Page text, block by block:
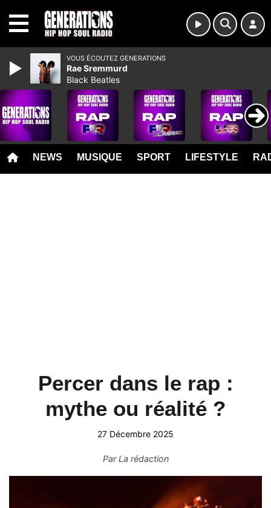
NEWS MUSIQUE SPORT LIFESTYLE
Percer dans le rap :
mythe ou réalité ?
27 Décembre 2025
ParLa rédaction
VOUS ÉCOUTEZ GENERATIONS
Rae Sremmurd
Black Beatles